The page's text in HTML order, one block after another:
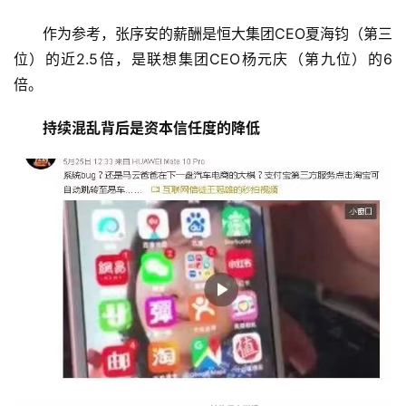
作为参考，张序安的薪酬是恒大集团CEO夏海钧（第三
位）的近2.5倍，是联想集团CEO杨元庆（第九位）的6
倍。
持续混乱背后是资本信任度的降低